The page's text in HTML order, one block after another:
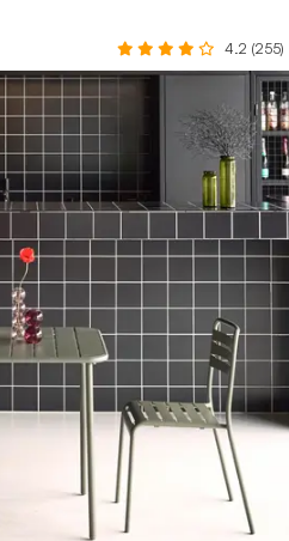
4.2 (255)